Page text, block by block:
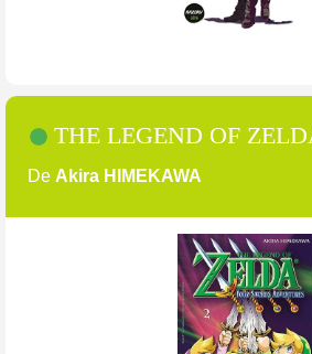
THE LEGEND OF ZELDA, FOUR
De Akira HIMEKAWA